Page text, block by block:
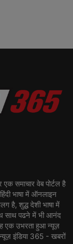
समाचार वेब पोर्टल है
भाषा में ऑनलाइन
है, शुद्ध देशी भाषा में
साथ पढने में भी आनंद
एक उभरता हुआ न्यूज़
इंडिया 365 - खबरों